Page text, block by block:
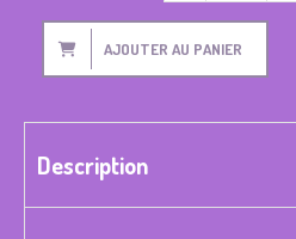
AJOUTER AU PANIER
Description